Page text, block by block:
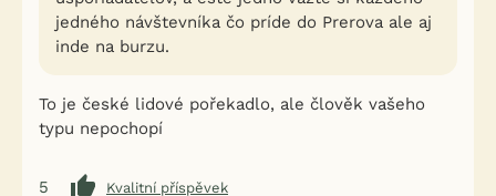
jedného návštevníka čo príde do Prerova ale aj
inde na burzu.
To je české lidové pořekadlo, ale člověk vašeho
typu nepochopí
5
Kvalitní příspěvek